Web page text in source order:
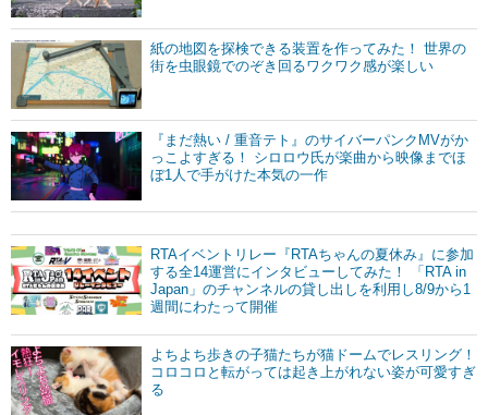
紙の地図を探検できる装置を作ってみた！ 世界の
街を虫眼鏡でのぞき回るワクワク感が楽しい
『まだ熱い / 重音テト』のサイバーパンクMVがか
っこよすぎる！ シロロウ氏が楽曲から映像までほ
ぼ1人で手がけた本気の一作
RTAイベントリレー『RTAちゃんの夏休み』に参加
する全14運営にインタビューしてみた！ 「RTA in
Japan」のチャンネルの貸し出しを利用し8/9から1
週間にわたって開催
よちよち歩きの子猫たちが猫ドームでレスリング！
コロコロと転がっては起き上がれない姿が可愛すぎ
る